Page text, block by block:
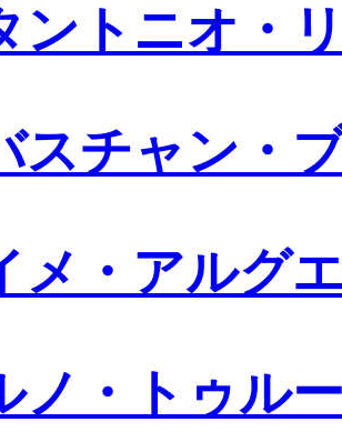
ントニオ・
スチャン・
メ・アルグ
ノ・トゥル